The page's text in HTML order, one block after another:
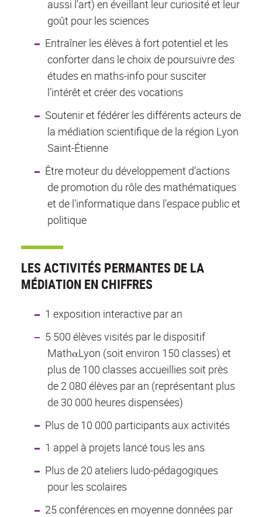
aussi l’art) en éveillant leur curiosité et leur
goût pour les sciences
Entraîner les élèves à fort potentiel et les
conforter dans le choix de poursuivre des
études en maths-info pour susciter
l’intérêt et créer des vocations
Soutenir et fédérer les différents acteurs de
la médiation scientifique de la région Lyon
Saint-Étienne
Être moteur du développement d’actions
de promotion du rôle des mathématiques
et de l’informatique dans l’espace public et
politique
LES ACTIVITÉS PERMANTES DE LA
MÉDIATION EN CHIFFRES
1 exposition interactive par an
5 500 élèves visités par le dispositif
MathαLyon (soit environ 150 classes) et
plus de 100 classes accueillies soit près
de 2 080 élèves par an (représentant plus
de 30 000 heures dispensées)
Plus de 10 000 participants aux activités
1 appel à projets lancé tous les ans
Plus de 20 ateliers ludo-pédagogiques
pour les scolaires
25 conférences en moyenne données par